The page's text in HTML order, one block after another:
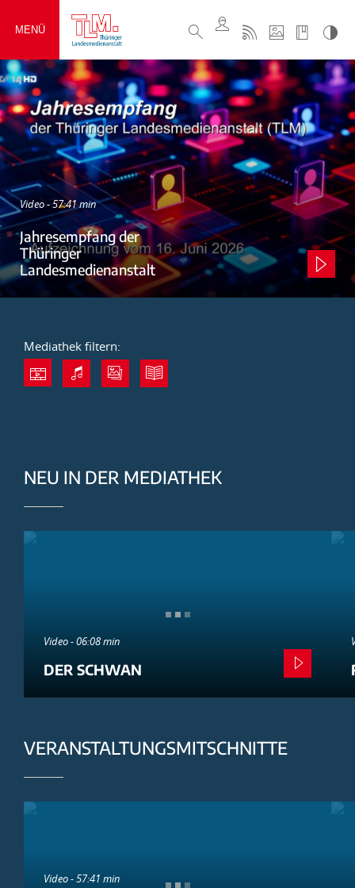
MENÜ
Video - 57:41 min
Jahresempfang der
Thüringer
Landesmedienanstalt
Mediathek filtern:
NEU IN DER MEDIATHEK
Video - 06:08 min
DER SCHWAN
VERANSTALTUNGSMITSCHNITTE
Video - 57:41 min